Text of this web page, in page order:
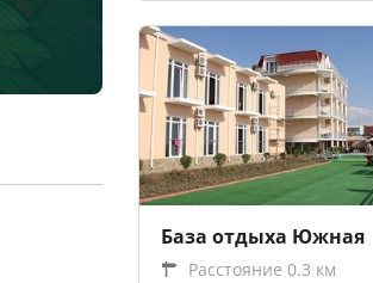
База отдыха Южная
Расстояние 0.3 км